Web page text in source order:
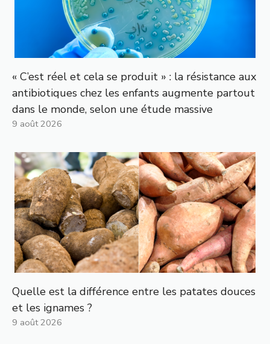
« C’est réel et cela se produit » : la résistance aux
antibiotiques chez les enfants augmente partout
dans le monde, selon une étude massive
9 août 2026
Quelle est la différence entre les patates douces
et les ignames ?
9 août 2026